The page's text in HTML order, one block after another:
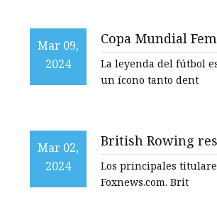
Mar 09,
2024
Copa Mundial
pop que inspiró
La leyenda del fútbol
un ícono tanto dent
Mar 02,
2024
British Rowing
nacer'
Los principales titulares
Foxnews.com. Brit